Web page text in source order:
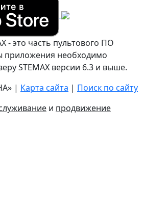
- это часть пультового ПО
приложения необходимо
STEMAX версии 6.3 и выше.
| Карта сайта | Поиск по сайту
и продвижение